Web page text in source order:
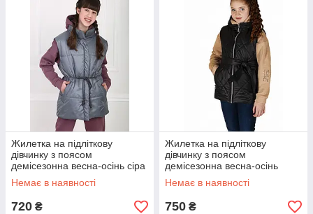
Жилетка на підліткову
дівчинку з поясом
демісезонна весна-осінь сіра
146-164р
Немає в наявності
720 ₴
Жилетка на підліткову
дівчинку з поясом
демісезонна весна-осінь
чорна 140-164р
Немає в наявності
750 ₴